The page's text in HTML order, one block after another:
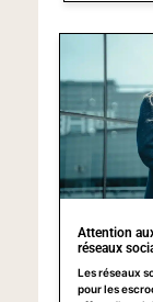
Attention
réseaux
Les réseaux
pour les